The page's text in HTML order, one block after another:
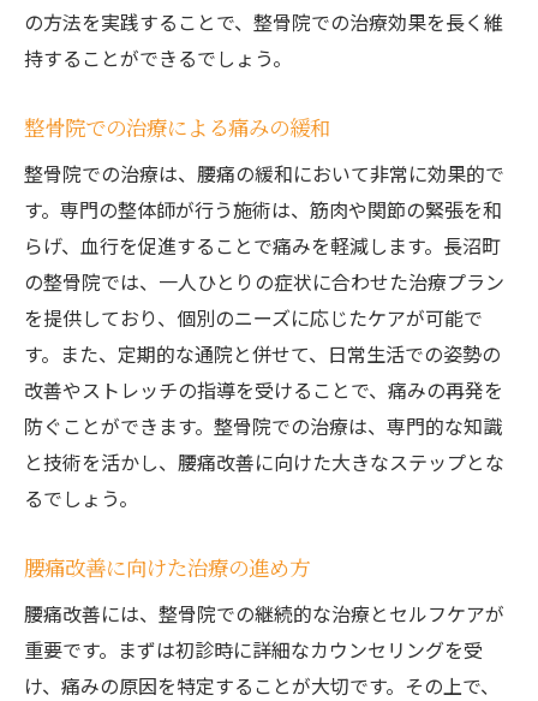
の方法を実践することで、整骨院での治療効果を長く維
持することができるでしょう。
整骨院での治療による痛みの緩和
整骨院での治療は、腰痛の緩和において非常に効果的で
す。専門の整体師が行う施術は、筋肉や関節の緊張を和
らげ、血行を促進することで痛みを軽減します。長沼町
の整骨院では、一人ひとりの症状に合わせた治療プラン
を提供しており、個別のニーズに応じたケアが可能で
す。また、定期的な通院と併せて、日常生活での姿勢の
改善やストレッチの指導を受けることで、痛みの再発を
防ぐことができます。整骨院での治療は、専門的な知識
と技術を活かし、腰痛改善に向けた大きなステップとな
るでしょう。
腰痛改善に向けた治療の進め方
腰痛改善には、整骨院での継続的な治療とセルフケアが
重要です。まずは初診時に詳細なカウンセリングを受
け、痛みの原因を特定することが大切です。その上で、